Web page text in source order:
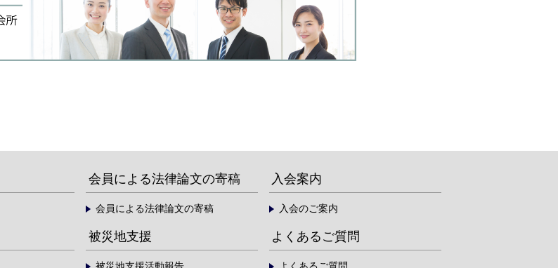
会員による法律論文の寄稿
会員による法律論文の寄稿
被災地支援
入会案内
入会のご案内
よくあるご質問